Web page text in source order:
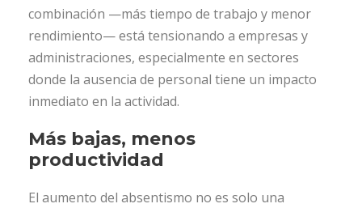
combinación —más tiempo de trabajo y menor
rendimiento— está tensionando a empresas y
administraciones, especialmente en sectores
donde la ausencia de personal tiene un impacto
inmediato en la actividad.
Más bajas, menos
productividad
El aumento del absentismo no es solo una